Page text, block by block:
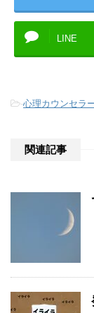
LINE
-心理カウンセラ
関連記事